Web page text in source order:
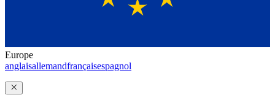
Europe
anglaisallemandfrançaisespagnol